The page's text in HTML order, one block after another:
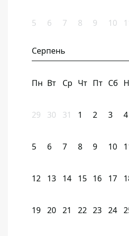
5 6 7 8 9 10
Серпень
Пн Вт Ср Чт Пт Сб
29 30 31 1 2 3 4
5 6 7 8 9 10
12 13 14 15 16 17
19 20 21 22 23 24